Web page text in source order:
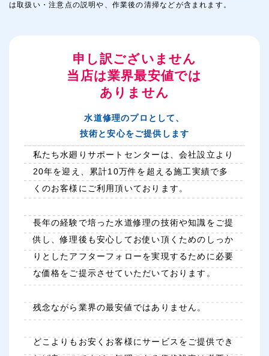
は取扱い・注意点の説明や、作業後の清掃などが含まれます。
申し訳ございません
当店は業界最安値では
ありません
水道修理のプロとして、
技術と安心をご提供します
私たち水廻りサポートセンターは、会社設立より
20年を迎え、累計10万件を超える施工実績で多
くのお客様にご利用頂いております。
長年の経験で培った水道修理の技術や知識をご提
供し、修理後も安心してお使い頂くためのしっか
りとしたアフターフォローを実現するために必要
な価格をご提示させていただいております。
残念ながら業界の最安値ではありません。
どこよりもお安くお客様にサービスをご提供でき